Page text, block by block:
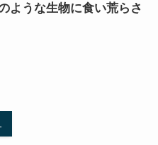
ような生物に食い荒らさ